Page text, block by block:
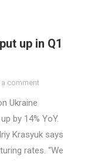
up in Q1
a comment
Ukraine
by 14% YoY.
Krasyuk says
rates. “We